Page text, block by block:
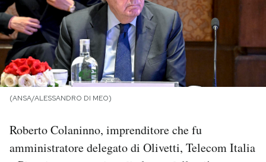
PODCAST
NEWSLETTER
I MIEI PREFERITI
(ANSA/ALESSANDRO DI MEO)
Roberto Colaninno, imprenditore che fu
amministratore delegato di Olivetti, Telecom Italia